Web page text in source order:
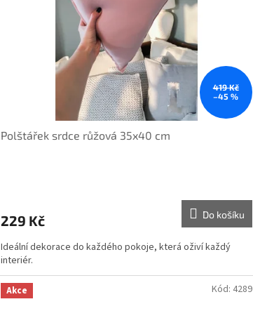
419 Kč
–45 %
Polštářek srdce růžová 35x40 cm
229 Kč Do košíku
Ideální dekorace do každého pokoje, která oživí každý
interiér.
Akce Kód: 4289